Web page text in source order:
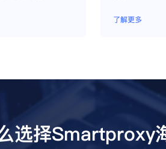
了解更多
选择Smartproxy